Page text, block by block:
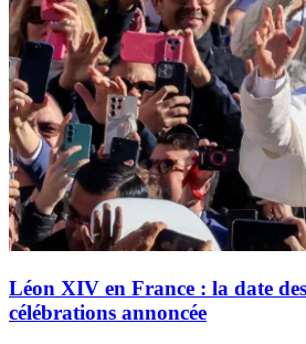
Léon XIV en France : la date
célébrations annoncée